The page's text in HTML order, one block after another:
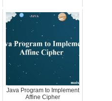
Java Program to Implement
Affine Cipher